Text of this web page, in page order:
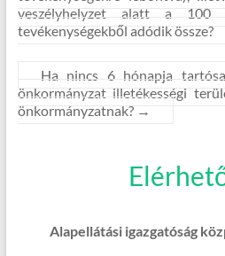
veszélyhelyzet alatt a 100
tevékenységekből adódik össze?
Ha nincs 6 hónapja
önkormányzat illetékességi
önkormányzatnak? →
Alapellátási igazgatóság